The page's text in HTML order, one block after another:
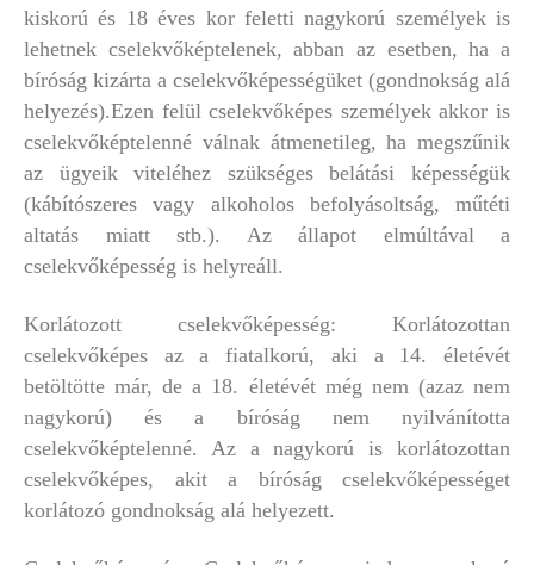
kiskorú és 18 éves kor feletti nagykorú személyek is
lehetnek cselekvőképtelenek, abban az esetben, ha a
bíróság kizárta a cselekvőképességüket (gondnokság alá
helyezés).Ezen felül cselekvőképes személyek akkor is
cselekvőképtelenné válnak átmenetileg, ha megszűnik
az ügyeik viteléhez szükséges belátási képességük
(kábítószeres vagy alkoholos befolyásoltság, műtéti
altatás miatt stb.). Az állapot elmúltával a
cselekvőképesség is helyreáll.
Korlátozott cselekvőképesség: Korlátozottan
cselekvőképes az a fiatalkorú, aki a 14. életévét
betöltötte már, de a 18. életévét még nem (azaz nem
nagykorú) és a bíróság nem nyilvánította
cselekvőképtelenné. Az a nagykorú is korlátozottan
cselekvőképes, akit a bíróság cselekvőképességet
korlátozó gondnokság alá helyezett.